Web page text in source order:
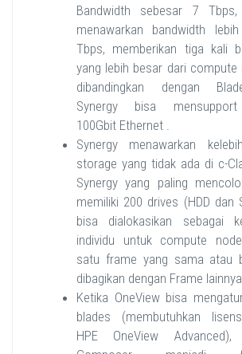
Bandwidth sebesar 7 Tbps,
menawarkan bandwidth
Tbps, memberikan tiga kali
yang lebih besar dari compute
dibandingkan dengan
Synergy bisa
100Gbit Ethernet .
Synergy menawarkan
storage yang tidak ada di c-
Synergy yang paling
memiliki 200 drives (HDD dan
bisa dialokasikan sebagai
individu untuk compute
satu frame yang sama atau
dibagikan dengan Frame
Ketika OneView bisa
blades (membutuhkan
HPE OneView Advanced),